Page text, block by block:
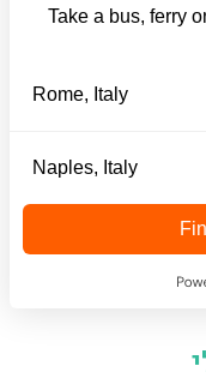
Take a bus, ferry